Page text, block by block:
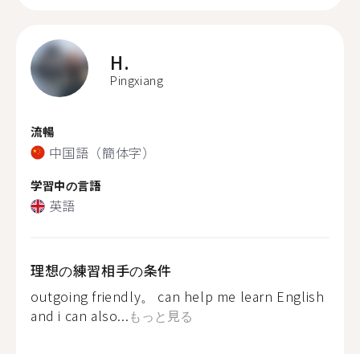
H.
Pingxiang
流暢
中国語（簡体字）
学習中の言語
英語
理想の練習相手の条件
outgoing friendly。 can help me learn English
and i can also...もっと見る